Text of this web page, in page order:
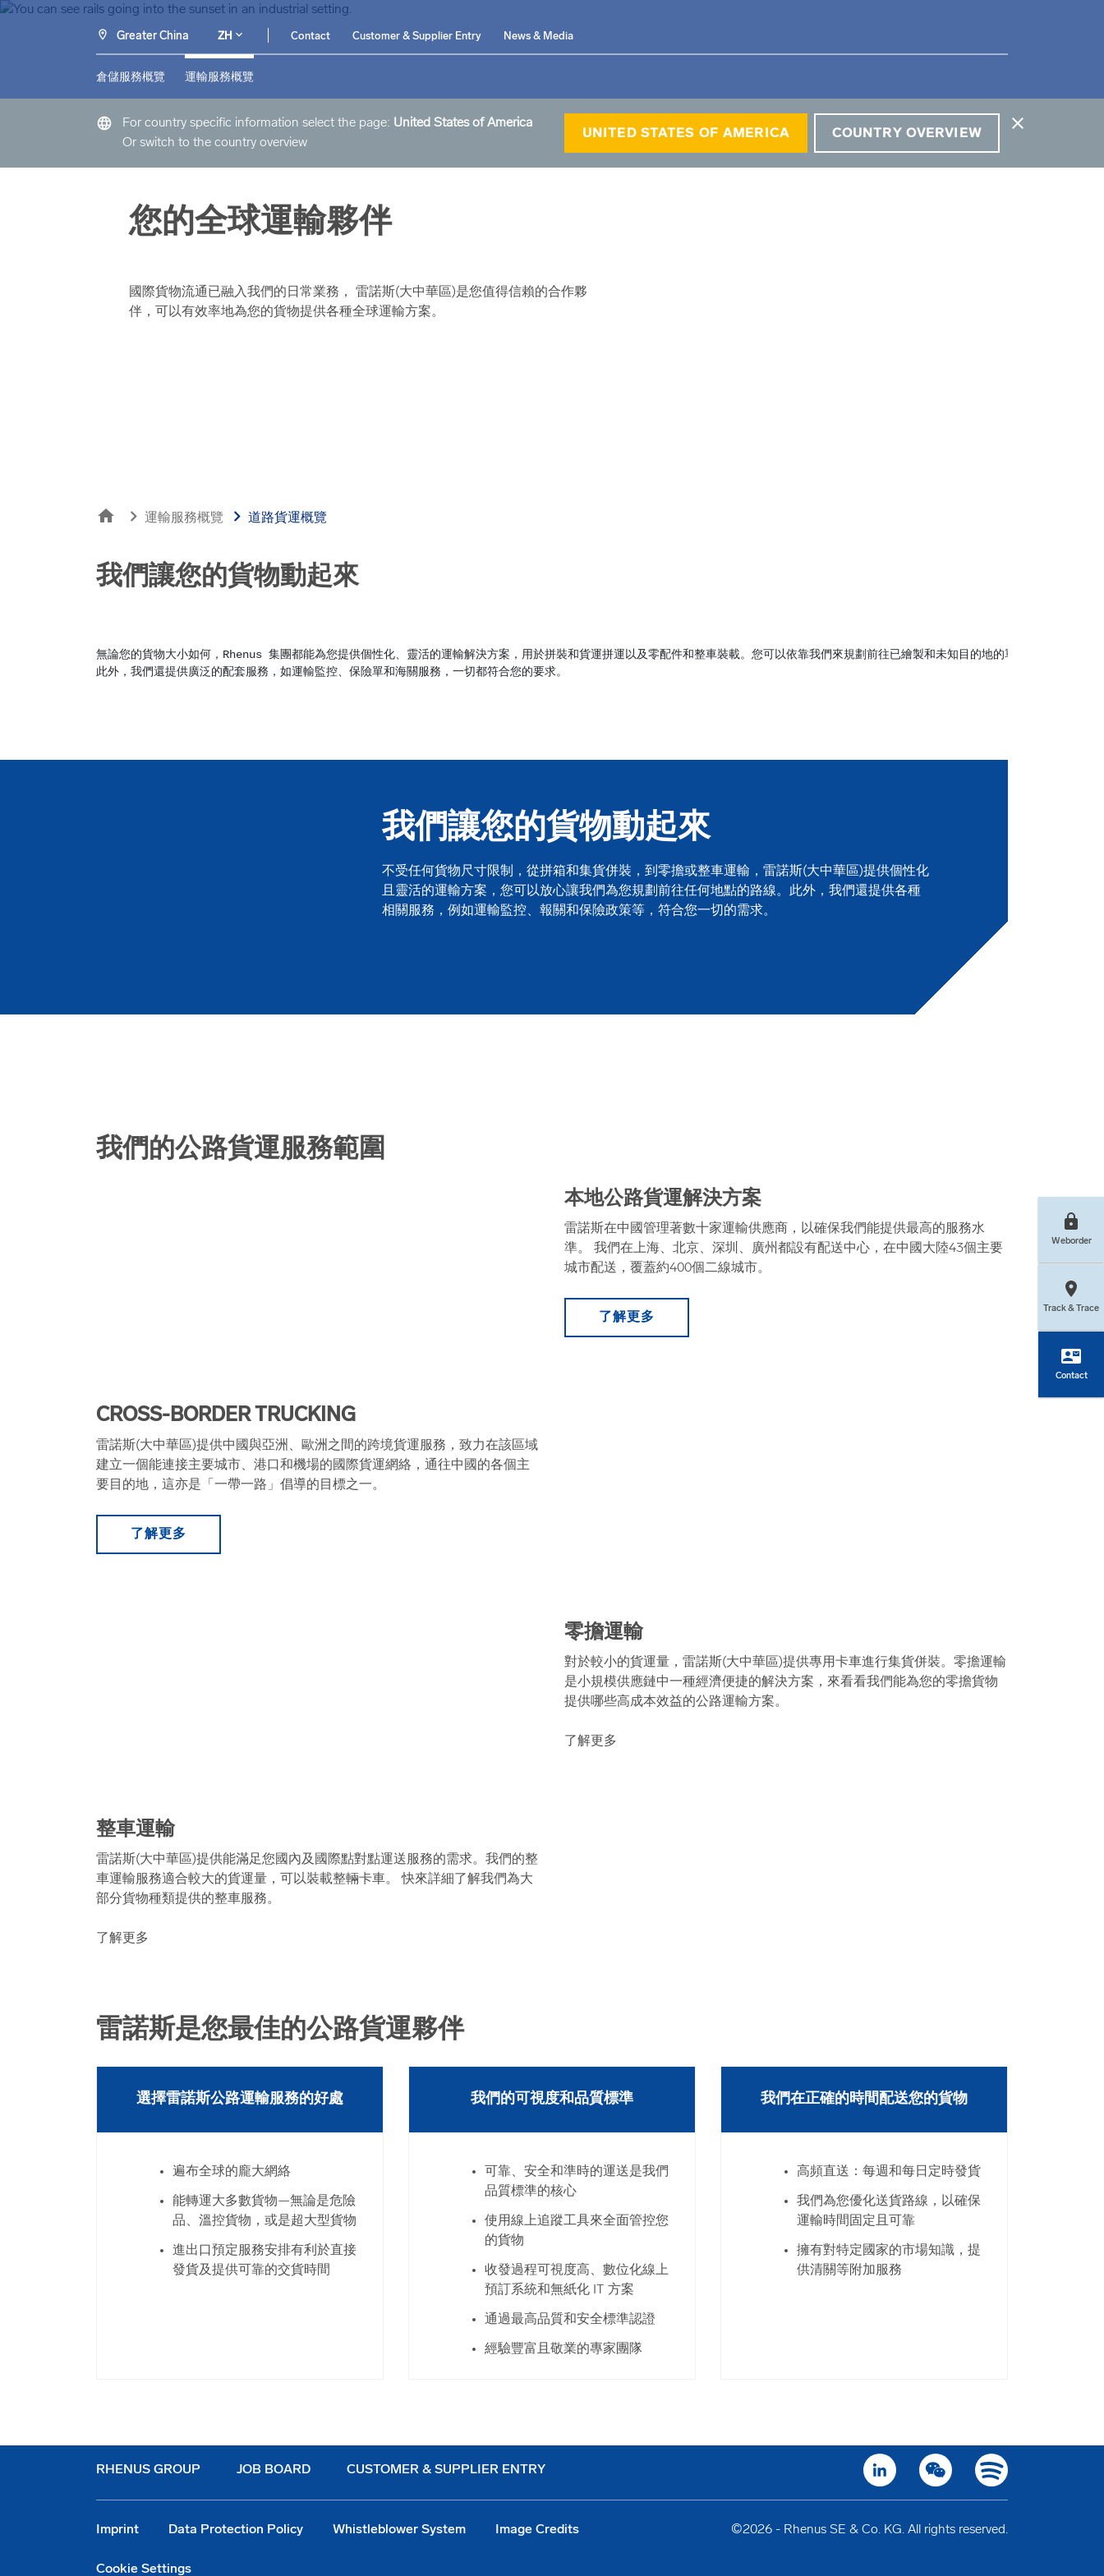
Greater China ZH Contact Customer & Supplier Entry News & Media
倉儲服務概覽 運輸服務概覽
language For country specific information select the page: United States of America
Or switch to the country overview
UNITED STATES OF AMERICA COUNTRY OVERVIEW
close
您的全球運輸夥伴
國際貨物流通已融入我們的日常業務， 雷諾斯(大中華區)是您值得信賴的合作夥
伴，可以有效率地為您的貨物提供各種全球運輸方案。
home chevron_right 運輸服務概覽 chevron_right 道路貨運概覽
Weborder
Track & Trace
contact_mail
Contact
我們讓您的貨物動起來
無論您的貨物大小如何，Rhenus 集團都能為您提供個性化、靈活的運輸解決方案，用於拼裝和貨運拼運以及零配件和整車裝載。您可以依靠我們來規劃前往已繪製和未知目的地的單獨路線。
此外，我們還提供廣泛的配套服務，如運輸監控、保險單和海關服務，一切都符合您的要求。
我們讓您的貨物動起來
不受任何貨物尺寸限制，從拼箱和集貨併裝，到零擔或整車運輸，雷諾斯(大中華區)提供個性化
且靈活的運輸方案，您可以放心讓我們為您規劃前往任何地點的路線。此外，我們還提供各種
相關服務，例如運輸監控、報關和保險政策等，符合您一切的需求。
我們的公路貨運服務範圍
本地公路貨運解決方案
雷諾斯在中國管理著數十家運輸供應商，以確保我們能提供最高的服務水
準。 我們在上海、北京、深圳、廣州都設有配送中心，在中國大陸43個主要
城市配送，覆蓋約400個二線城市。
了解更多
CROSS-BORDER TRUCKING
雷諾斯(大中華區)提供中國與亞洲、歐洲之間的跨境貨運服務，致力在該區域
建立一個能連接主要城市、港口和機場的國際貨運網絡，通往中國的各個主
要目的地，這亦是「一帶一路」倡導的目標之一。
了解更多
零擔運輸
對於較小的貨運量，雷諾斯(大中華區)提供專用卡車進行集貨併裝。零擔運輸
是小規模供應鏈中一種經濟便捷的解決方案，來看看我們能為您的零擔貨物
提供哪些高成本效益的公路運輸方案。
了解更多
整車運輸
雷諾斯(大中華區)提供能滿足您國內及國際點對點運送服務的需求。我們的整
車運輸服務適合較大的貨運量，可以裝載整輛卡車。 快來詳細了解我們為大
部分貨物種類提供的整車服務。
了解更多
雷諾斯是您最佳的公路貨運夥伴
選擇雷諾斯公路運輸服務的好處
遍布全球的龐大網絡
能轉運大多數貨物—無論是危險
品、溫控貨物，或是超大型貨物
進出口預定服務安排有利於直接
發貨及提供可靠的交貨時間
我們的可視度和品質標準
可靠、安全和準時的運送是我們
品質標準的核心
使用線上追蹤工具來全面管控您
的貨物
收發過程可視度高、數位化線上
預訂系統和無紙化 IT 方案
通過最高品質和安全標準認證
經驗豐富且敬業的專家團隊
我們在正確的時間配送您的貨物
高頻直送：每週和每日定時發貨
我們為您優化送貨路線，以確保
運輸時間固定且可靠
擁有對特定國家的市場知識，提
供清關等附加服務
RHENUS GROUP JOB BOARD CUSTOMER & SUPPLIER ENTRY
Imprint Data Protection Policy Whistleblower System Image Credits
Cookie Settings
©2026 - Rhenus SE & Co. KG. All rights reserved.